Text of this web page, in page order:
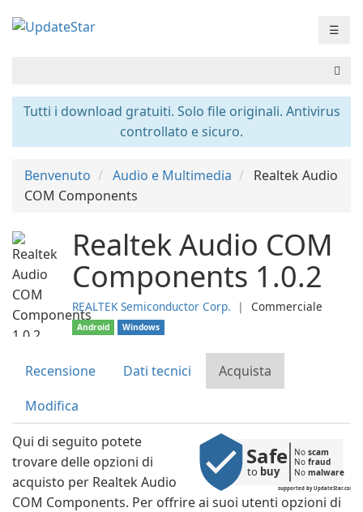
☰
Tutti i download gratuiti. Solo file originali. Antivirus
controllato e sicuro.
Benvenuto Audio e Multimedia
Realtek Audio
COM Components
Realtek Audio COM
Components 1.0.2
REALTEK Semiconductor Corp. ❘ Commerciale
Android Windows
Recensione Dati tecnici
Acquista
Modifica
supported by UpdateStar.com
Safe
to buy
No scam
No fraud
No malware
Qui di seguito potete
trovare delle opzioni di
acquisto per Realtek Audio
COM Components. Per offrire ai suoi utenti opzioni di